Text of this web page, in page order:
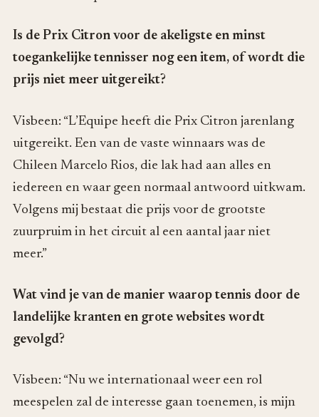
Is de Prix Citron voor de akeligste en minst
toegankelijke tennisser nog een item, of wordt die
prijs niet meer uitgereikt?
Visbeen: “L’Equipe heeft die Prix Citron jarenlang
uitgereikt. Een van de vaste winnaars was de
Chileen Marcelo Rios, die lak had aan alles en
iedereen en waar geen normaal antwoord uitkwam.
Volgens mij bestaat die prijs voor de grootste
zuurpruim in het circuit al een aantal jaar niet
meer.”
Wat vind je van de manier waarop tennis door de
landelijke kranten en grote websites wordt
gevolgd?
Visbeen: “Nu we internationaal weer een rol
meespelen zal de interesse gaan toenemen, is mijn